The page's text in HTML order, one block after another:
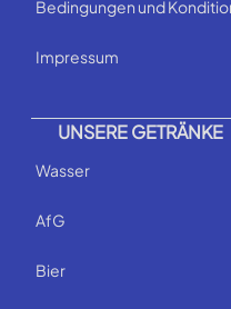
Bedingungen und
Impressum
UNSERE GETRÄNKE
Wasser
AfG
Bier